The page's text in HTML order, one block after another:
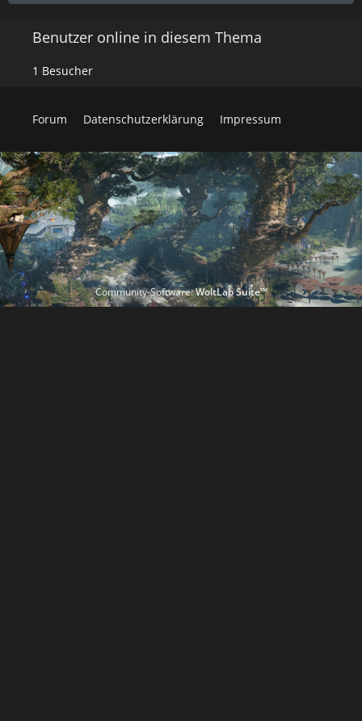
Benutzer online in diesem Thema
1 Besucher
Forum Datenschutzerklärung Impressum
Community-Software:WoltLab Suite™